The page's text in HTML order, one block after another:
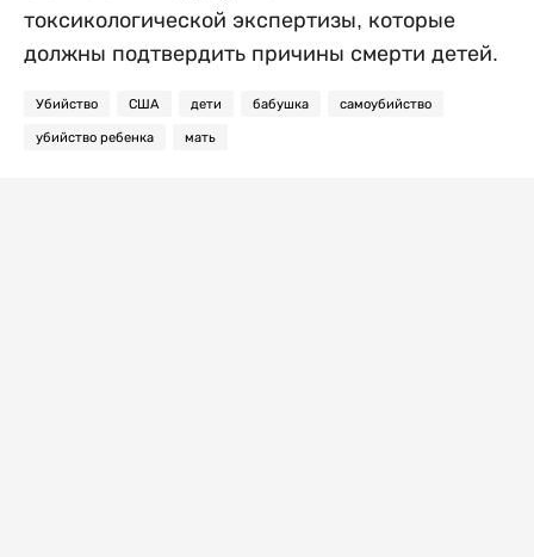
токсикологической экспертизы, которые
должны подтвердить причины смерти детей.
Убийство США дети бабушка самоубийство
убийство ребенка мать